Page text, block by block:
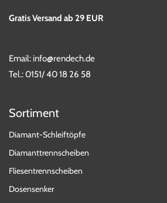
Gratis Versand ab 29 EUR
Email: info@rendech.de
Tel.:0151/ 40 18 26 58
Sortiment
Diamant-Schleiftöpfe
Diamanttrennscheiben
Fliesentrennscheiben
Dosensenker